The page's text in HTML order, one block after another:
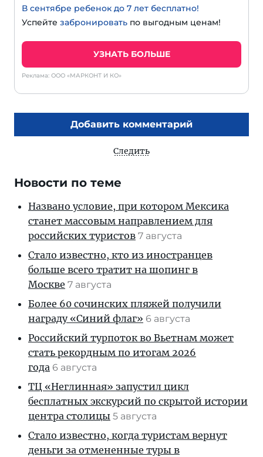
В сентябре ребенок до 7 лет бесплатно!
Успейте забронировать по выгодным ценам!
УЗНАТЬ БОЛЬШЕ
Реклама: ООО «МАРКОНТ И КО»
Добавить комментарий
Следить
Новости по теме
Названо условие, при котором Мексика
станет массовым направлением для
российских туристов 7 августа
Стало известно, кто из иностранцев
больше всего тратит на шопинг в
Москве 7 августа
Более 60 сочинских пляжей получили
награду «Синий флаг» 6 августа
Российский турпоток во Вьетнам может
стать рекордным по итогам 2026
года 6 августа
ТЦ «Неглинная» запустил цикл
бесплатных экскурсий по скрытой истории
центра столицы 5 августа
Стало известно, когда туристам вернут
деньги за отмененные туры в